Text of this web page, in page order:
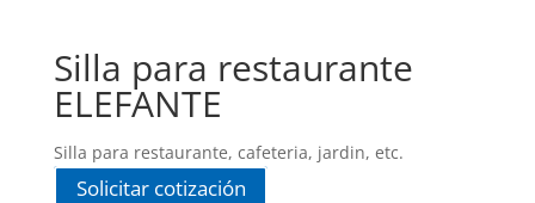
Silla para restaurante
ELEFANTE
Silla para restaurante, cafeteria, jardin, etc.
Solicitar cotización